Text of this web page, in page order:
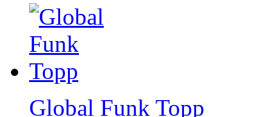
Global Funk Topp